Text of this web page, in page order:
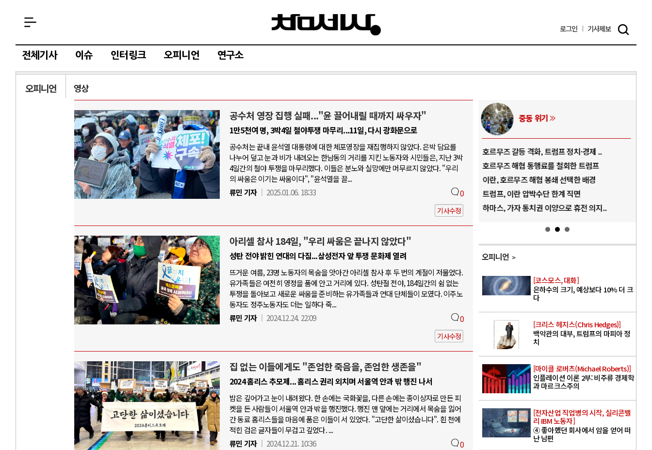
로그인 기사제보
전체기사 이슈 인터링크 오피니언 연구소
오피니언 영상
공수처 영장 집행 실패..."윤 끌어내릴 때까지 싸우자"
1만5천여 명, 3박4일 철야투쟁 마무리...11일, 다시 광화문으로
공수처는 끝내 윤석열 대통령에 대한 체포영장을 재집행하지 않았다. 은박 담요를
나누어 덮고 눈과 비가 내려오는 한남동의 거리를 지킨 노동자와 시민들은, 지난 3박
4일간의 철야 투쟁을 마무리했다. 이들은 분노와 실망에만 머무르지 않았다. "우리
의 싸움은 이기는 싸움이다", "윤석열을 끌...
류민 기자
2025.01.06. 18:33 0
기사수정
아리셀 참사 184일, "우리 싸움은 끝나지 않았다"
성탄 전야 밝힌 연대의 다짐...삼성전자 앞 투쟁 문화제 열려
뜨거운 여름, 23명 노동자의 목숨을 앗아간 아리셀 참사 후 두 번의 계절이 저물었다.
유가족들은 여전히 영정을 품에 안고 거리에 있다. 성탄절 전야, 184일간의 쉼 없는
투쟁을 돌아보고 새로운 싸움을 준비하는 유가족들과 연대 단체들이 모였다. 이주노
동자도 정주노동자도 더는 일하다 죽...
류민 기자
2024.12.24. 22:09 0
기사수정
집 없는 이들에게도 "존엄한 죽음을, 존엄한 생존을"
2024 홈리스 추모제... 홈리스 권리 외치며 서울역 안과 밖 행진 나서
밤은 깊어가고 눈이 내려왔다. 한 손에는 국화꽃을, 다른 손에는 종이상자로 만든 피
켓을 든 사람들이 서울역 안과 밖을 행진했다. 행진 맨 앞에는 거리에서 목숨을 잃어
간 동료 홈리스들을 마음에 품은 이들이 서 있었다. "고단한 삶이셨습니다". 흰 천에
적힌 검은 글자들이 무겁고 깊었다. ...
류민 기자
2024.12.21. 10:36 0
AI와 인간
중국 AI, 저가 공세로 글로벌 토큰 시..
AI 국부펀드 구상 놓고 미국 진보진영 ..
AI 데이터센터 반대 투쟁은 새로운 글로..
AI의 숨은 환경 비용: 데이터센터 확산..
러시아-우크라이나 전쟁
전쟁의 추상화: 우크라이나, 대리전의 역..
EU·우크라이나 드론 협력 직후, 러시아..
나토, 우크라 군사지원 2027년까지 공..
러·우크라, 대규모 공습 주고받아…민간 ..
중동 위기
호르무즈 갈등 격화, 트럼프 정치·경제 ..
호르무즈 해협 통행료를 철회한 트럼프
이란, 호르무즈 해협 봉쇄 선택한 배경
트럼프, 이란 압박수단 한계 직면
하마스, 가자 통치권 이양으로 휴전 의지..
오피니언
[코스모스, 대화]
은하수의 크기, 예상보다 10% 더 크
다
[크리스 헤지스(Chris Hedges)]
백악관의 대부, 트럼프의 마피아 정
치
[마이클 로버츠(Michael Roberts)]
인플레이션 이론 2부: 비주류 경제학
과 마르크스주의
[전자산업 직업병의 시작, 실리콘밸
리 IBM 노동자]
④ 좋아했던 회사에서 암을 얻어 떠
난 남편